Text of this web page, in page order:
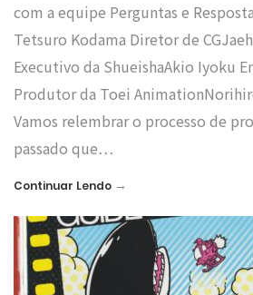
com a equipe Perguntas e
Tetsuro Kodama Diretor de
Executivo da ShueishaAkio Iyoku
Produtor da Toei
Vamos relembrar o processo de
passado que…
Continuar Lendo →